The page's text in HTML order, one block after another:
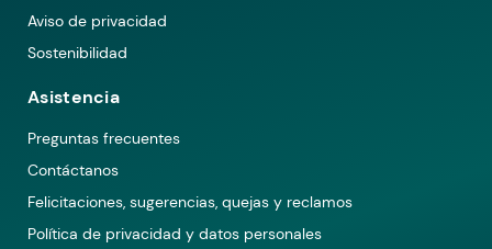
Aviso de privacidad
Sostenibilidad
Asistencia
Preguntas frecuentes
Contáctanos
Felicitaciones, sugerencias, quejas y reclamos
Política de privacidad y datos personales